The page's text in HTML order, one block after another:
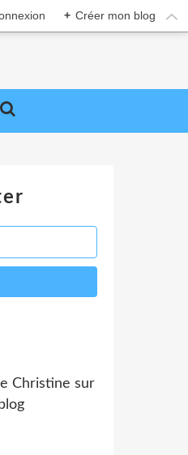
+ Créer mon blog
Christine sur